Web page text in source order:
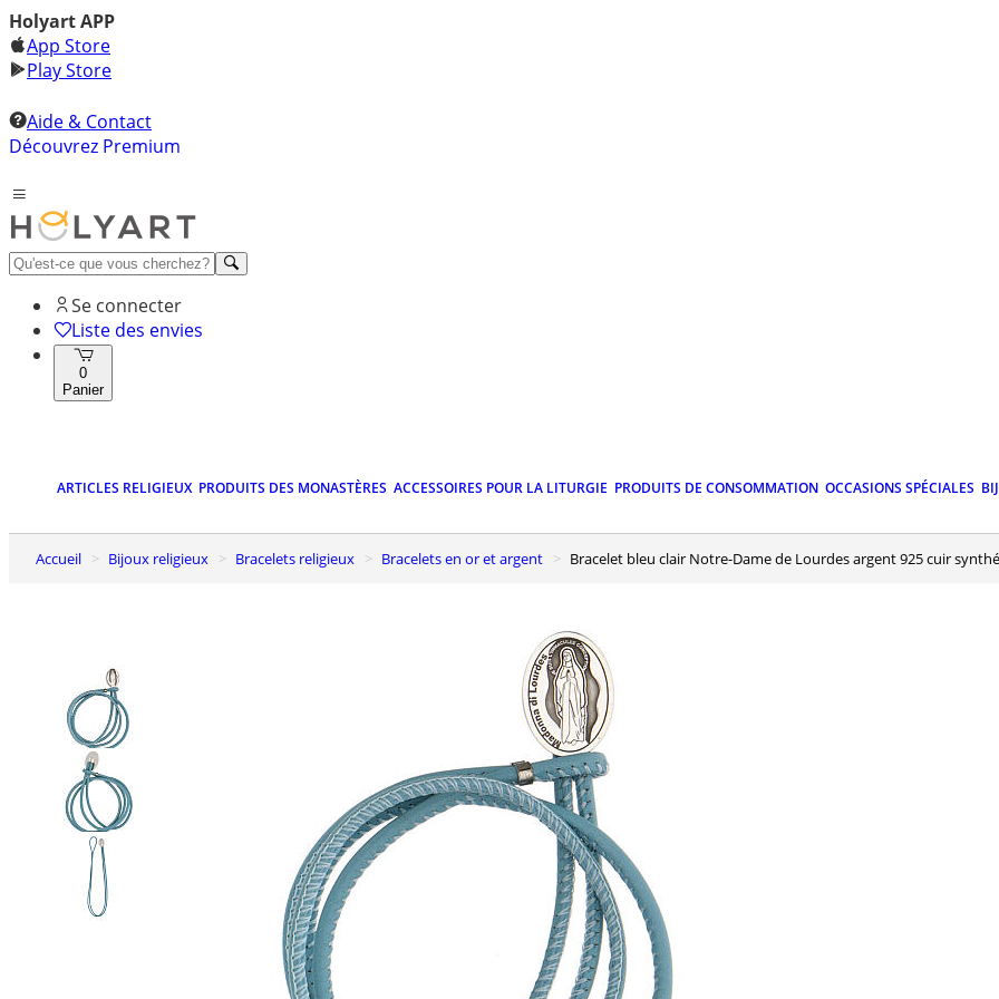
Holyart APP
App Store
Play Store
Aide & Contact
Découvrez Premium
Se connecter
Liste des envies
0
Panier
ARTICLES RELIGIEUX PRODUITS DES MONASTÈRES ACCESSOIRES POUR LA LITURGIE PRODUITS DE CONSOMMATION OCCASIONS SPÉCIALES
Accueil Bijoux religieux Bracelets religieux Bracelets en or et argent Bracelet bleu clair Notre-Dame de Lourdes argent 925 cuir